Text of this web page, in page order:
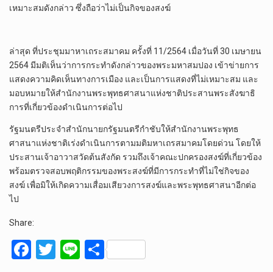
เหมาะสมดังกล่าว ซึ่งถือว่าไม่เป็นกิจของสงฆ์
ล่าสุด ที่ประชุมมาหาเถระสมาคม ครั้งที่ 11/2564 เมื่อวันที่ 30 เมษายน
2564 มีมติเห็นว่าการกระทำดังกล่าวของพระมหาสมปอง เข้าข่ายการ
แสดงความคิดเห็นทางการเมือง และเป็นการแสดงที่ไม่เหมาะสม และ
มอบหมายให้สำนักงานพระพุทธศาสนาแห่งชาติประสานพระสังฆาธิ
การที่เกี่ยวข้องดำเนินการต่อไป
รัฐมนตรีประจำสำนักนายกรัฐมนตรีกำชับให้สำนักงานพระพุทธ
ศาสนาแห่งชาติเร่งดำเนินการตามมติมหาเถรสมาคมโดยด่วน โดยให้
ประสานเจ้าอาวาสวัดต้นสังกัด รวมถึงเจ้าคณะปกครองสงฆ์ที่เกี่ยวข้อง
พร้อมตรวจสอบพฤติกรรมของพระสงฆ์ที่มีการกระทำที่ไม่ใช่กิจของ
สงฆ์ เพื่อมิให้เกิดความเสื่อมเสียวงการสงฆ์และพระพุทธศาสนาอีกต่อ
ไป
Share:
F
T
Li S